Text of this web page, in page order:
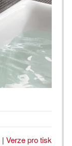
| Verze pro tisk